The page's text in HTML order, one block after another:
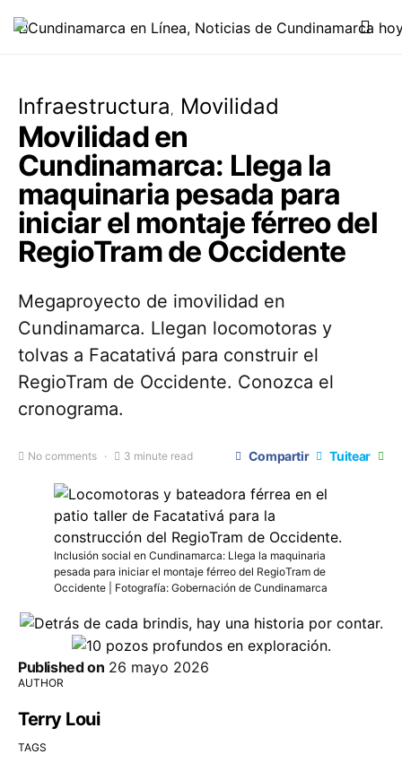
Infraestructura Movilidad
Movilidad en
Cundinamarca: Llega la
maquinaria pesada para
iniciar el montaje férreo del
RegioTram de Occidente
Megaproyecto de imovilidad en
Cundinamarca. Llegan locomotoras y
tolvas a Facatativá para construir el
RegioTram de Occidente. Conozca el
cronograma.
No comments 3 minute read Compartir Tuitear
Inclusión social en Cundinamarca: Llega la maquinaria
pesada para iniciar el montaje férreo del RegioTram de
Occidente | Fotografía: Gobernación de Cundinamarca
Published on 26 mayo 2026
AUTHOR
Terry Loui
TAGS